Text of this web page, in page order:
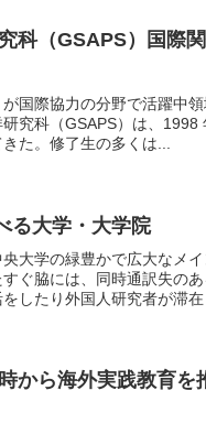
科（GSAPS）国際
国際協力の分野で活躍中
究科（GSAPS）は、1998
た。修了生の多くは...
る大学・大学院
大学の緑豊かで広大なメ
ぐ脇には、同時通訳失の
したり外国人研究者が滞在
から海外実践教育を